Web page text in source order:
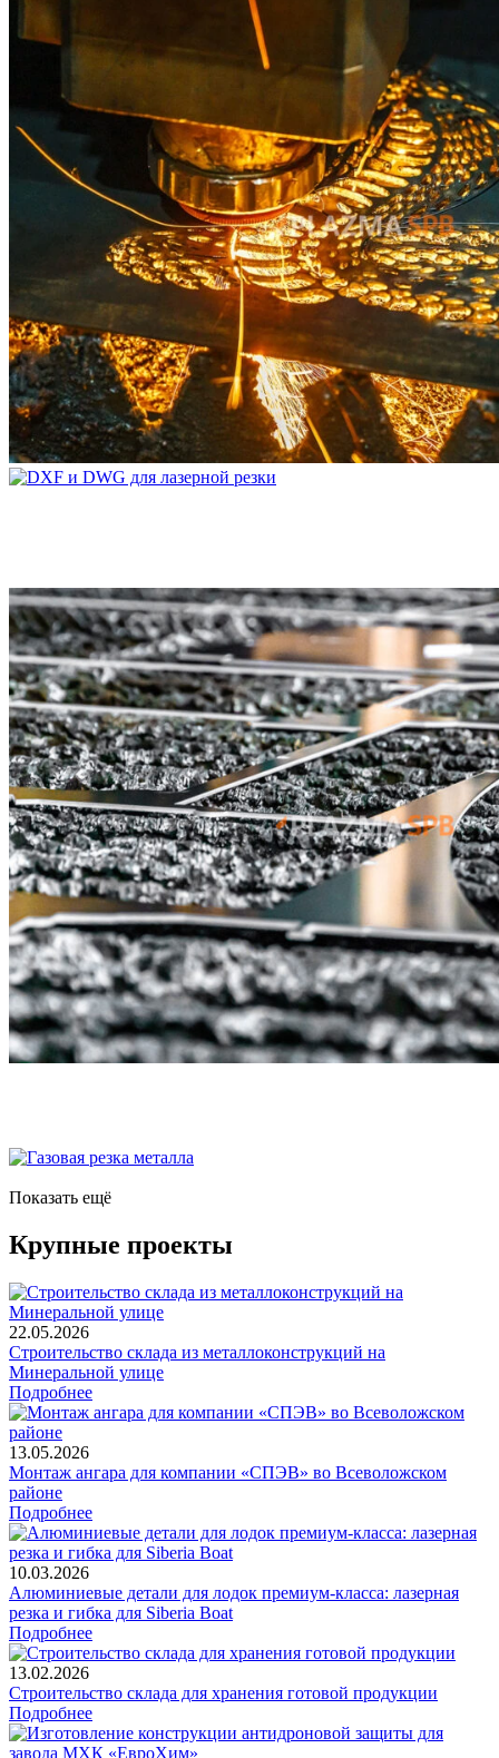
Показать ещё
Крупные проекты
22.05.2026
Строительство склада из металлоконструкций на
Минеральной улице
Подробнее
13.05.2026
Монтаж ангара для компании «СПЭВ» во Всеволожском
районе
Подробнее
10.03.2026
Алюминиевые детали для лодок премиум-класса: лазерная
резка и гибка для Siberia Boat
Подробнее
13.02.2026
Строительство склада для хранения готовой продукции
Подробнее